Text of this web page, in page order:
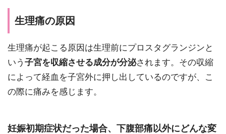
生理痛の原因
生理痛が起こる原因は生理前にプロスタグランジンと
いう 子宮を収縮させる成分が分泌されます。その収縮
によって経血を子宮外に押し出しているのですが、こ
の際に痛みを感じます。
妊娠初期症状だった場合、下腹部痛以外にどんな変